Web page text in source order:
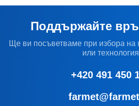
Поддържайте
Ще ви посъветваме при избора
или технология
+420 491 450